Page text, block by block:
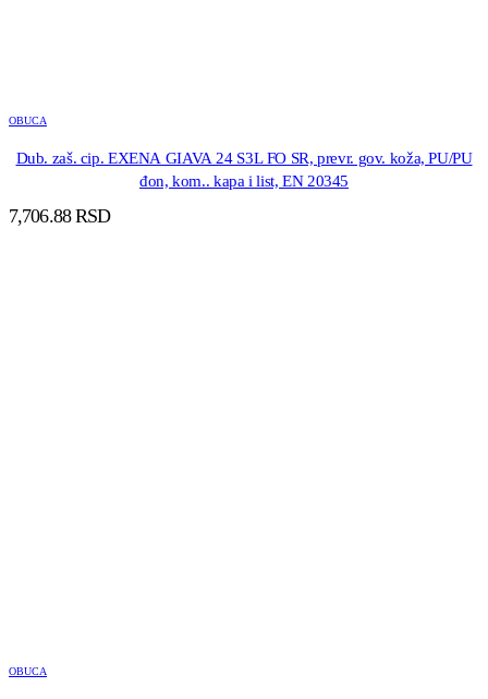
OBUCA
Dub. zaš. cip. EXENA GIAVA 24 S3L FO SR, prevr. gov. koža, PU/PU
đon, kom.. kapa i list, EN 20345
7,706.88RSD
OBUCA